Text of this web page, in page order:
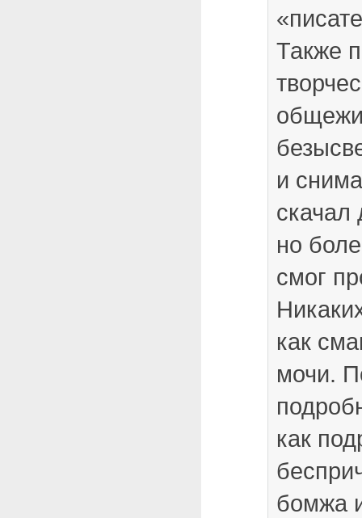
Также
и
скачал
но
смог
как
мочи.
как
бомжа